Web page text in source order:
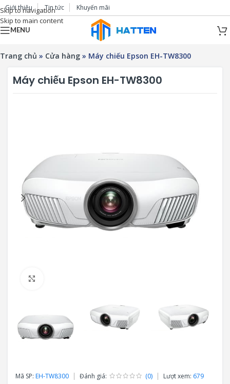
Skip to navigation
Skip to main content
Giới thiệu Tin tức Khuyến mãi
MENU
Trang chủ » Cửa hàng » Máy chiếu Epson EH-TW8300
Máy chiếu Epson EH-TW8300
Mã SP: EH-TW8300 Đánh giá: (0) Lượt xem: 679